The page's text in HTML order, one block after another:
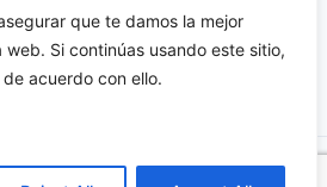
que te damos la mejor
Si continúas usando este sitio,
de acuerdo con ello.
clauses for aviation and
suppliers (PDF)